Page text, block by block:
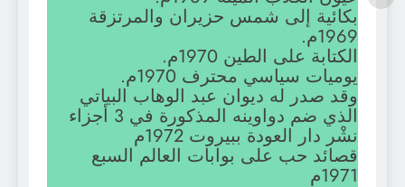
بكائية إلى شمس حزيران والمرتزقة
1969م.
الكتابة على الطين 1970م.
يوميات سياسي محترف 1970م.
وقد صدر له ديوان عبد الوهاب البياتي
الذي ضم دواوينه المذكورة في 3 أجزاء
نشْر دار العودة ببيروت 1972م
قصائد حب على بوابات العالم السبع
1971م